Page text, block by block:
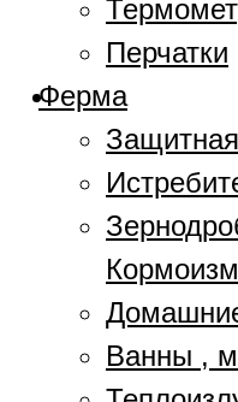
Перчатки
Ферма
Ванны ,